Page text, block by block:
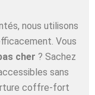
nous utilisons
Vous
cher ? Sachez
sans
coffre-fort